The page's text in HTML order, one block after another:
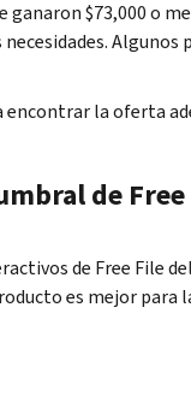
$73,000 o
necesidades.
encontrar la oferta
de
de Free File
es mejor para